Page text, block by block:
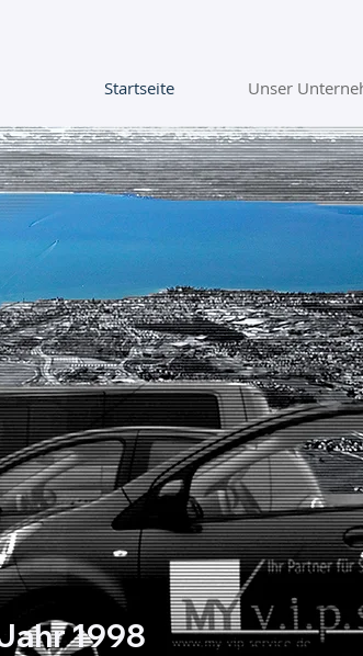
Startseite Unser
1998